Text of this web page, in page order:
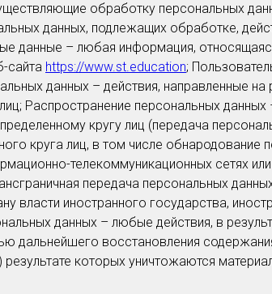
обработку персональных
данных, подлежащих обработке,
данные – любая информация,
сайта https://www.st.education;
данных – действия, направленные
Распространение персональных
кругу лиц (передача
круга лиц, в том числе обнародование
телекоммуникационных сетях
передача персональных
власти иностранного государства,
данных – любые действия, в
дальнейшего восстановления
которых уничтожаются